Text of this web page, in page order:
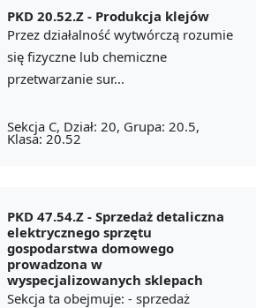
PKD 20.52.Z - Produkcja klejów
Przez działalność wytwórczą rozumie
się fizyczne lub chemiczne
przetwarzanie sur...
Sekcja C, Dział: 20, Grupa: 20.5,
Klasa: 20.52
PKD 47.54.Z - Sprzedaż detaliczna
elektrycznego sprzętu
gospodarstwa domowego
prowadzona w
wyspecjalizowanych sklepach
Sekcja ta obejmuje: - sprzedaż